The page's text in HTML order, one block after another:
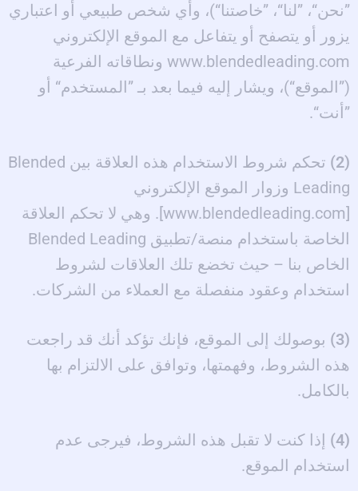
”نحن“، ”لنا“، ”خاصتنا“)، وأي شخص طبيعي أو اعتباري
يزور أو يتصفح أو يتفاعل مع الموقع الإلكتروني
www.blendedleading.com ونطاقاته الفرعية
(”الموقع“)، ويشار إليه فيما بعد بـ ”المستخدم“ أو
”أنت“.
(2)
تحكم شروط الاستخدام هذه العلاقة بين Blended
Leading وزوار الموقع الإلكتروني
[www.blendedleading.com]. وهي لا تحكم العلاقة
الخاصة باستخدام منصة/تطبيق Blended Leading
الخاص بنا – حيث تخضع تلك العلاقات لشروط
استخدام وعقود منفصلة مع العملاء من الشركات.
(3)
بوصولك إلى الموقع، فإنك تؤكد أنك قد راجعت
هذه الشروط، وفهمتها، وتوافق على الالتزام بها
بالكامل.
(4)
إذا كنت لا تقبل هذه الشروط، فيرجى عدم
استخدام الموقع.